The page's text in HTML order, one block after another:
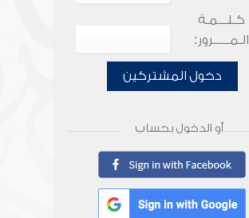
كـلـــمـة
الـمـــــرور:
دخول المشتركين
أو الدخول بحساب